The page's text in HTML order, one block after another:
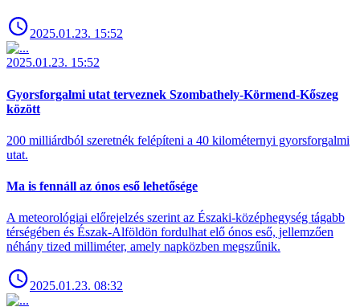
2025.01.23. 15:52
2025.01.23. 15:52
Gyorsforgalmi utat terveznek Szombathely-Körmend-Kőszeg
között
200 milliárdból szeretnék felépíteni a 40 kilométernyi gyorsforgalmi
utat.
Ma is fennáll az ónos eső lehetősége
A meteorológiai előrejelzés szerint az Északi-középhegység tágabb
térségében és Észak-Alföldön fordulhat elő ónos eső, jellemzően
néhány tized milliméter, amely napközben megszűnik.
2025.01.23. 08:32